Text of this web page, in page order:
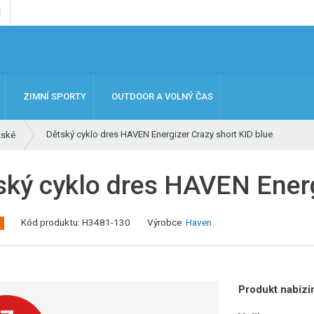
ZIMNÍ SPORTY OUTDOOR A VOLNÝ ČAS
Dětský cyklo dres HAVEN Energizer Crazy short KID blue
cyklo dres HAVEN
Kód produktu: H3481-130 Výrobce: Haven
Produkt